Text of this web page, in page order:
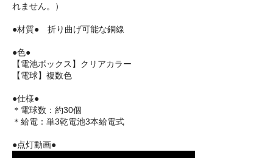
れません。）
●材質● 折り曲げ可能な銅線
●色●
【電池ボックス】クリアカラー
【電球】複数色
●仕様●
＊電球数：約30個
＊給電：単3乾電池3本給電式
●点灯動画●